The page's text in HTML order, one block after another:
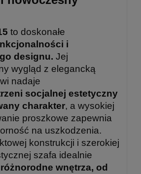
to doskonałe
i
designu. Jej
wygląd z elegancką
nadaje
socjalnej estetyczny
charakter, a wysokiej
proszkowe zapewnia
na uszkodzenia.
konstrukcji i szerokiej
szafa idealnie
różnorodne wnętrza, od